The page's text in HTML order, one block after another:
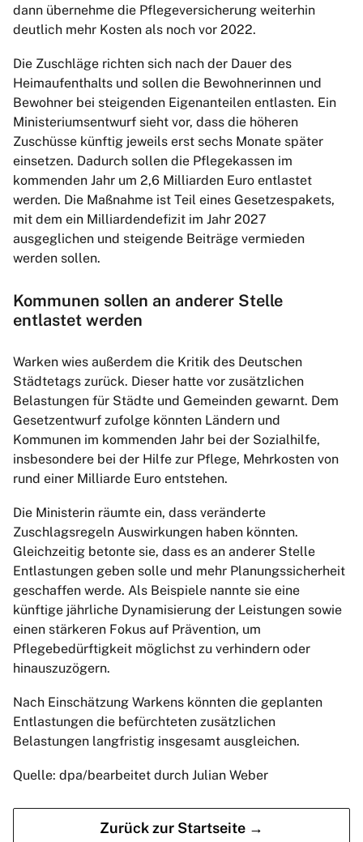
dann übernehme die Pflegeversicherung weiterhin
deutlich mehr Kosten als noch vor 2022.
Die Zuschläge richten sich nach der Dauer des
Heimaufenthalts und sollen die Bewohnerinnen und
Bewohner bei steigenden Eigenanteilen entlasten. Ein
Ministeriums­entwurf sieht vor, dass die höheren
Zuschüsse künftig jeweils erst sechs Monate später
einsetzen. Dadurch sollen die Pflegekassen im
kommenden Jahr um 2,6 Milliarden Euro entlastet
werden. Die Maßnahme ist Teil eines Gesetzespakets,
mit dem ein Milliardendefizit im Jahr 2027
ausgeglichen und steigende Beiträge vermieden
werden sollen.
Kommunen sollen an anderer Stelle
entlastet werden
Warken wies außerdem die Kritik des Deutschen
Städtetags zurück. Dieser hatte vor zusätzlichen
Belastungen für Städte und Gemeinden gewarnt. Dem
Gesetzentwurf zufolge könnten Ländern und
Kommunen im kommenden Jahr bei der Sozialhilfe,
insbesondere bei der Hilfe zur Pflege, Mehrkosten von
rund einer Milliarde Euro entstehen.
Die Ministerin räumte ein, dass veränderte
Zuschlagsregeln Auswirkungen haben könnten.
Gleichzeitig betonte sie, dass es an anderer Stelle
Entlastungen geben solle und mehr Planungssicherheit
geschaffen werde. Als Beispiele nannte sie eine
künftige jährliche Dynamisierung der Leistungen sowie
einen stärkeren Fokus auf Prävention, um
Pflegebedürftigkeit möglichst zu verhindern oder
hinauszuzögern.
Nach Einschätzung Warkens könnten die geplanten
Entlastungen die befürchteten zusätzlichen
Belastungen langfristig insgesamt ausgleichen.
Quelle: dpa/bearbeitet durch Julian Weber
Zurück zur Startseite →